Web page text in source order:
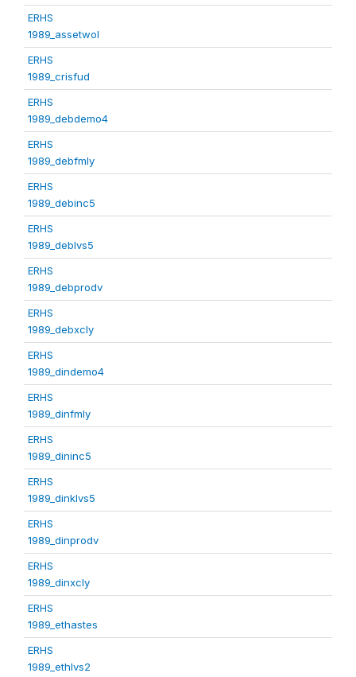
ERHS
1989_assetwol
ERHS
1989_crisfud
ERHS
1989_debdemo4
ERHS
1989_debfmly
ERHS
1989_debinc5
ERHS
1989_deblvs5
ERHS
1989_debprodv
ERHS
1989_debxcly
ERHS
1989_dindemo4
ERHS
1989_dinfmly
ERHS
1989_dininc5
ERHS
1989_dinklvs5
ERHS
1989_dinprodv
ERHS
1989_dinxcly
ERHS
1989_ethastes
ERHS
1989_ethlvs2